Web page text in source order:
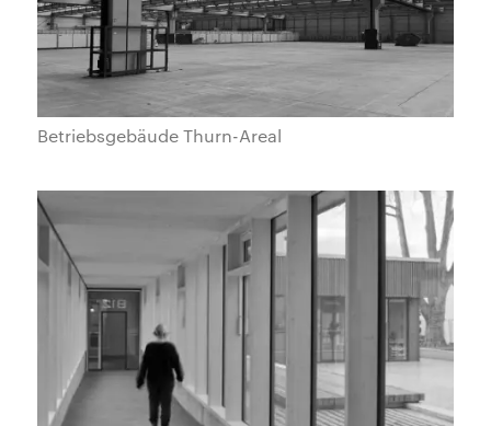
Betriebsgebäude Thurn-Areal